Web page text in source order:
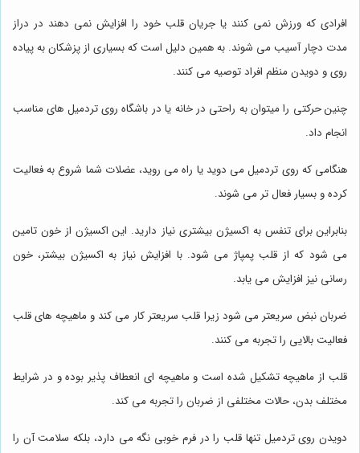
افرادی که ورزش نمی کنند یا جریان قلب خود را افزایش نمی دهند در دراز
مدت دچار آسیب می شوند. به همین دلیل است که بسیاری از پزشکان به پیاده
روی و دویدن منظم افراد توصیه می کنند.
چنین حرکتی را می‎توان به راحتی در خانه یا در باشگاه روی تردمیل های مناسب
انجام داد.
هنگامی که روی تردمیل می دوید یا راه می روید، عضلات شما شروع به فعالیت
کرده و بسیار فعال تر می شوند.
بنابراین برای تنفس به اکسیژن بیشتری نیاز دارید. این اکسیژن از خون تامین
می شود که از قلب پمپاژ می شود. با افزایش نیاز به اکسیژن بیشتر، خون
رسانی نیز افزایش می یابد.
ضربان نبض سریعتر می شود زیرا قلب سریعتر کار می کند و ماهیچه های قلب
فعالیت بالایی را تجربه می کنند.
قلب از ماهیچه تشکیل شده است و ماهیچه ای انعطاف پذیر بوده و در شرایط
مختلف بدن، حالات مختلفی از ضربان را تجربه می کند.
دویدن روی تردمیل تنها قلب را در فرم خوبی نگه می دارد، بلکه سلامت آن را